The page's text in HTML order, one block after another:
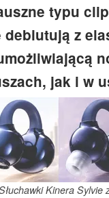
typu
z
jak i w
Kinera Sylvie